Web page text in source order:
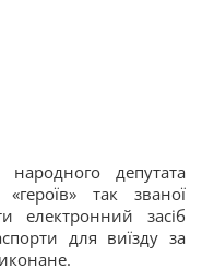
депутата
так званої
електронний засіб
для виїзду за